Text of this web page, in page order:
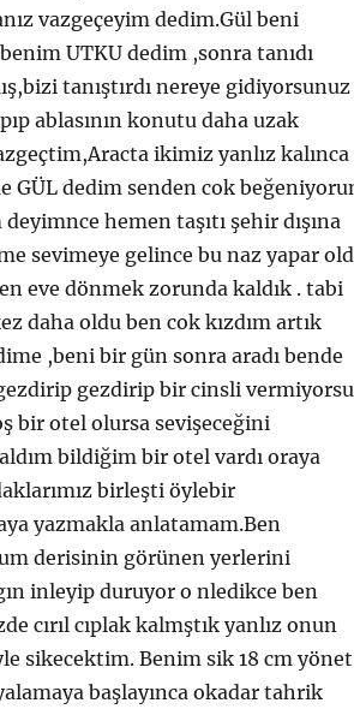
vazgeçeyim dedim.Gül beni
UTKU dedim ,sonra tanıdı
tanıştırdı nereye gidiyorsunuz
ablasının konutu daha uzak
ikimiz yanlız kalınca
GÜL dedim senden cok
hemen taşıtı şehir dışına
sevimeye gelince bu naz yapar
eve dönmek zorunda kaldık . tabi
daha oldu ben cok kızdım artık
,beni bir gün sonra aradı bende
gezdirip bir cinsli
bir otel olursa sevişeceğini
bildiğim bir otel vardı oraya
birleşti öylebir
yazmakla anlatamam.Ben
derisinin görünen yerlerini
inleyip duruyor o nledikce ben
cırıl cıplak kalmştık yanlız onun
sikecektim. Benim sik 18 cm yönet
başlayınca okadar tahrik